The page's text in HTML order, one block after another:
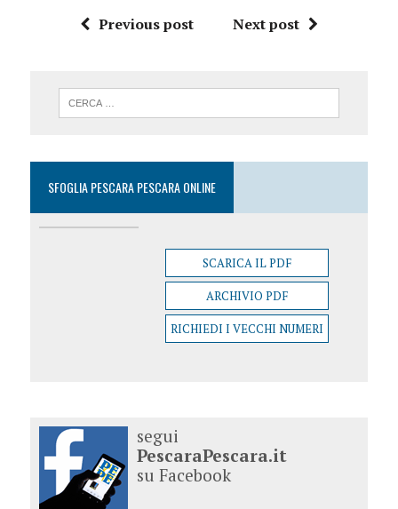
Previous post Next post
SFOGLIA PESCARA PESCARA ONLINE
SCARICA IL PDF
ARCHIVIO PDF
RICHIEDI I VECCHI NUMERI
segui
PescaraPescara.it
su Facebook